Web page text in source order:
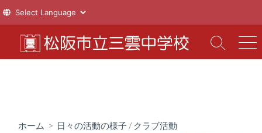
テ
検
索
メ
ニ
ホーム > 日々の活動の様子 / クラブ活動